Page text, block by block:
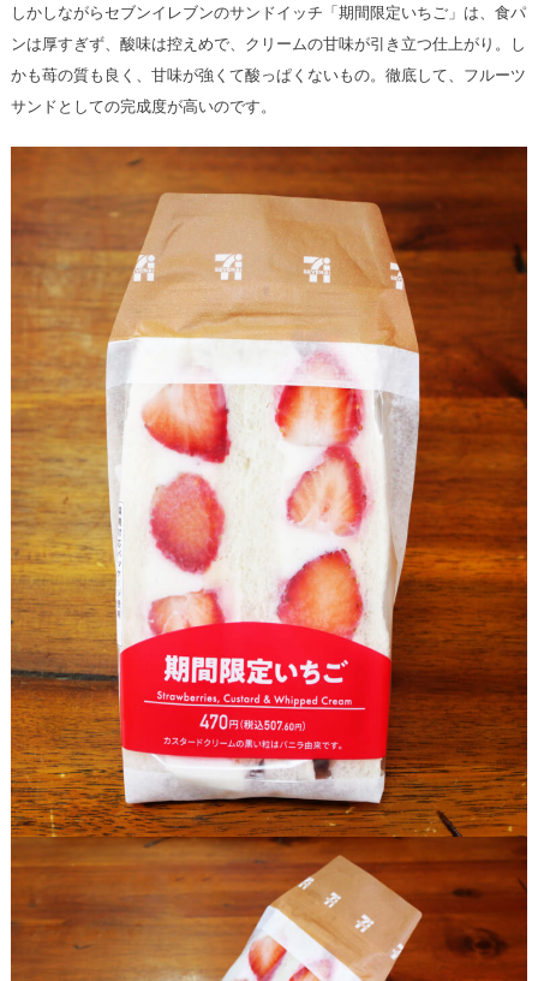
しかしながらセブンイレブンのサンドイッチ「期間限定いちご」は、食パ
ンは厚すぎず、酸味は控えめで、クリームの甘味が引き立つ仕上がり。し
かも苺の質も良く、甘味が強くて酸っぱくないもの。徹底して、フルーツ
サンドとしての完成度が高いのです。